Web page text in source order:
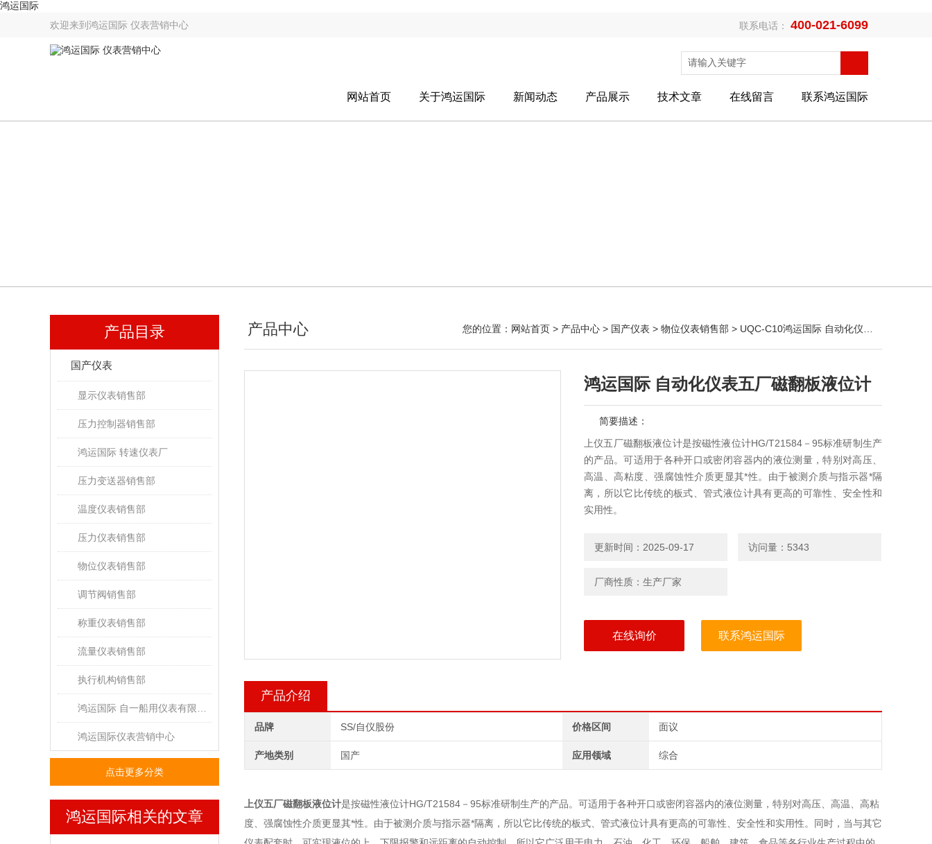
鸿运国际
欢迎来到 鸿运国际 仪表营销中心 联系电话： 400-021-6099
网站首页 关于鸿运国际 新闻动态 产品展示 技术文章 在线留言 联系鸿运国际
产品目录
国产仪表
显示仪表销售部
压力控制器销售部
鸿运国际 转速仪表厂
压力变送器销售部
温度仪表销售部
压力仪表销售部
物位仪表销售部
调节阀销售部
称重仪表销售部
流量仪表销售部
执行机构销售部
鸿运国际仪表营销中心
点击更多分类
鸿运国际相关的文章
产品中心 您的位置： 网站首页 > 产品中心 > 国产仪表 > 物位仪表销售部 > UQC-C10鸿运国际 自动化仪表五厂磁翻板液位计
鸿运国际 自动化仪表五厂磁翻板液位计
简要描述：
上仪五厂磁翻板液位计是按磁性液位计HG/T21584－95标准研制生产
的产品。可适用于各种开口或密闭容器内的液位测量，特别对高压、
高温、高粘度、强腐蚀性介质更显其*性。由于被测介质与指示器*隔
离，所以它比传统的板式、管式液位计具有更高的可靠性、安全性和
实用性。
更新时间：2025-09-17 访问量：5343
厂商性质：生产厂家
在线询价 联系鸿运国际
产品介绍
品牌 SS/自仪股份 价格区间 面议
产地类别 国产 应用领域 综合
上仪五厂磁翻板液位计是按磁性液位计HG/T21584－95标准研制生产的产品。可适用于各种开口或密闭容器内的液位测量，特别对高压、高温、高粘
度、强腐蚀性介质更显其*性。由于被测介质与指示器*隔离，所以它比传统的板式、管式液位计具有更高的可靠性、安全性和实用性。同时，当与其它